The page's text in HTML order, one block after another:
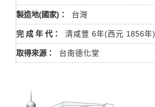
製造地(國家)： 台灣
完 成 年 代： 清咸豐 6年(西元 1856年)
取得來源： 台南德化堂